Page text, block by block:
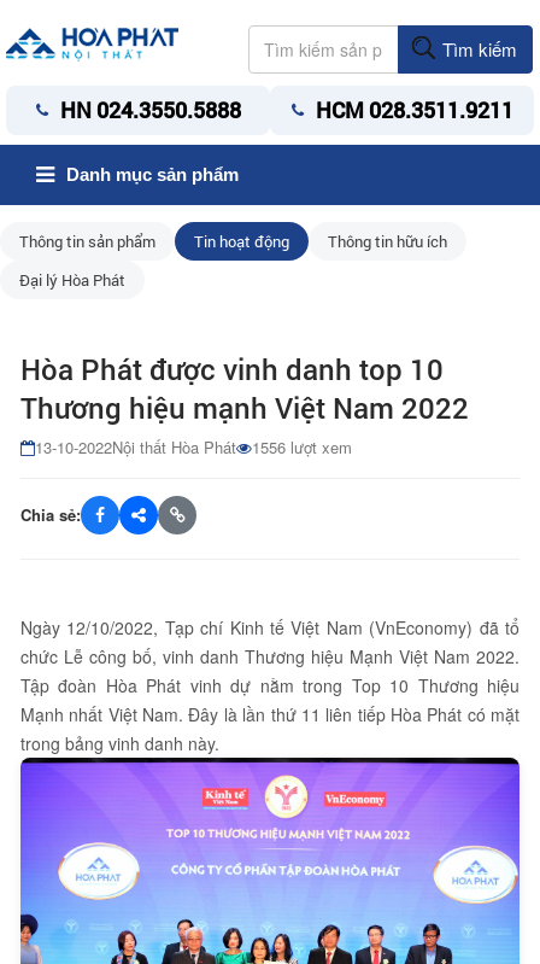
Tìm kiếm
HN 024.3550.5888 HCM 028.3511.9211
Danh mục sản phẩm
Thông tin sản phẩm Tin hoạt động
Thông tin hữu ích
Đại lý Hòa Phát
Hòa Phát được vinh danh top 10
Thương hiệu mạnh Việt Nam 2022
13-10-2022Nội thất Hòa Phát 1556 lượt xem
Chia sẻ:
Ngày 12/10/2022, Tạp chí Kinh tế Việt Nam (VnEconomy) đã tổ
chức Lễ công bố, vinh danh Thương hiệu Mạnh Việt Nam 2022.
Tập đoàn Hòa Phát vinh dự nằm trong Top 10 Thương hiệu
Mạnh nhất Việt Nam. Đây là lần thứ 11 liên tiếp Hòa Phát có mặt
trong bảng vinh danh này.